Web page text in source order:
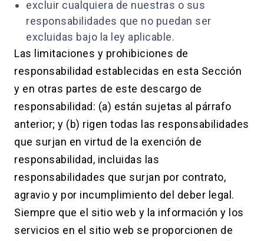
excluir cualquiera de nuestras o sus
responsabilidades que no puedan ser
excluidas bajo la ley aplicable.
Las limitaciones y prohibiciones de
responsabilidad establecidas en esta Sección
y en otras partes de este descargo de
responsabilidad: (a) están sujetas al párrafo
anterior; y (b) rigen todas las responsabilidades
que surjan en virtud de la exención de
responsabilidad, incluidas las
responsabilidades que surjan por contrato,
agravio y por incumplimiento del deber legal.
Siempre que el sitio web y la información y los
servicios en el sitio web se proporcionen de